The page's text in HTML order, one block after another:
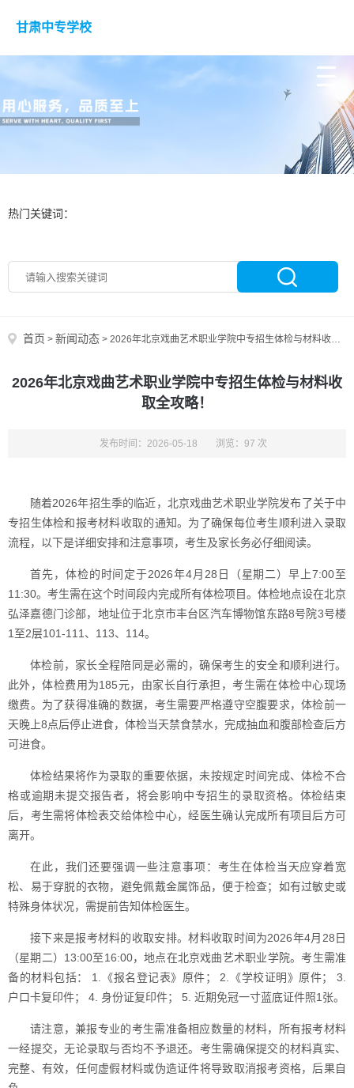
甘肃中专学校
热门关键词：
首页 > 新闻动态 > 2026年北京戏曲艺术职业学院中专招生体检与材料收取全攻略！
2026年北京戏曲艺术职业学院中专招生体检与材料收
取全攻略！
发布时间：2026-05-18 浏览：97 次
随着2026年招生季的临近，北京戏曲艺术职业学院发布了关于中
专招生体检和报考材料收取的通知。为了确保每位考生顺利进入录取
流程，以下是详细安排和注意事项，考生及家长务必仔细阅读。
首先，体检的时间定于2026年4月28日（星期二）早上7:00至
11:30。考生需在这个时间段内完成所有体检项目。体检地点设在北京
弘泽嘉德门诊部，地址位于北京市丰台区汽车博物馆东路8号院3号楼
1至2层101-111、113、114。
体检前，家长全程陪同是必需的，确保考生的安全和顺利进行。
此外，体检费用为185元，由家长自行承担，考生需在体检中心现场
缴费。为了获得准确的数据，考生需要严格遵守空腹要求，体检前一
天晚上8点后停止进食，体检当天禁食禁水，完成抽血和腹部检查后方
可进食。
体检结果将作为录取的重要依据，未按规定时间完成、体检不合
格或逾期未提交报告者，将会影响中专招生的录取资格。体检结束
后，考生需将体检表交给体检中心，经医生确认完成所有项目后方可
离开。
在此，我们还要强调一些注意事项：考生在体检当天应穿着宽
松、易于穿脱的衣物，避免佩戴金属饰品，便于检查；如有过敏史或
特殊身体状况，需提前告知体检医生。
接下来是报考材料的收取安排。材料收取时间为2026年4月28日
（星期二）13:00至16:00，地点在北京戏曲艺术职业学院。考生需准
备的材料包括： 1.《报名登记表》原件； 2.《学校证明》原件； 3.
户口卡复印件； 4. 身份证复印件； 5. 近期免冠一寸蓝底证件照1张。
请注意，兼报专业的考生需准备相应数量的材料，所有报考材料
一经提交，无论录取与否均不予退还。考生需确保提交的材料真实、
完整、有效，任何虚假材料或伪造证件将导致取消报考资格，后果自